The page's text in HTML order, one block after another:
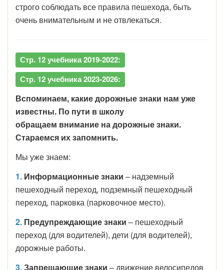
строго соблюдать все правила пешехода, быть
очень внимательным и не отвлекаться.
Стр. 12 учебника 2019-2022:
Стр. 12 учебника 2023-2026:
Вспоминаем, какие дорожные знаки нам уже
известны. По пути в школу
обращаем внимание на дорожные знаки.
Стараемся их запомнить.
Мы уже знаем:
1. Информационные знаки – надземный
пешеходный переход, подземный пешеходный
переход, парковка (парковочное место).
2. Предупреждающие знаки – пешеходный
переход (для водителей), дети (для водителей),
дорожные работы.
3.Запрещающие знаки – движение велосипедов